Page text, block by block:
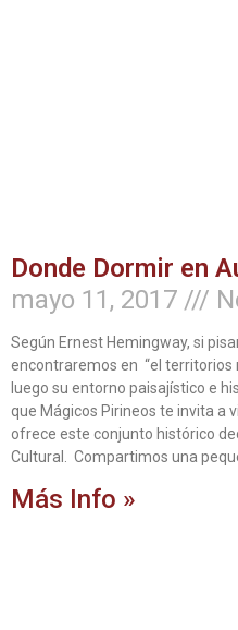
Donde Dormir en
mayo 11, 2017
Según Ernest Hemingway, si
encontraremos en “el territorios
luego su entorno paisajístico e
que Mágicos Pirineos te invita a
ofrece este conjunto histórico
Cultural. Compartimos una
Más Info »